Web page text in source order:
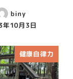
biny
年10月3日
健康自律力